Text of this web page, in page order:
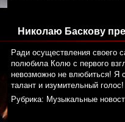
Николаю Баскову
Ради осуществления своего
полюбила Колю с первого
невозможно не влюбиться! Я
талант и изумительный
Рубрика: Музыкальные